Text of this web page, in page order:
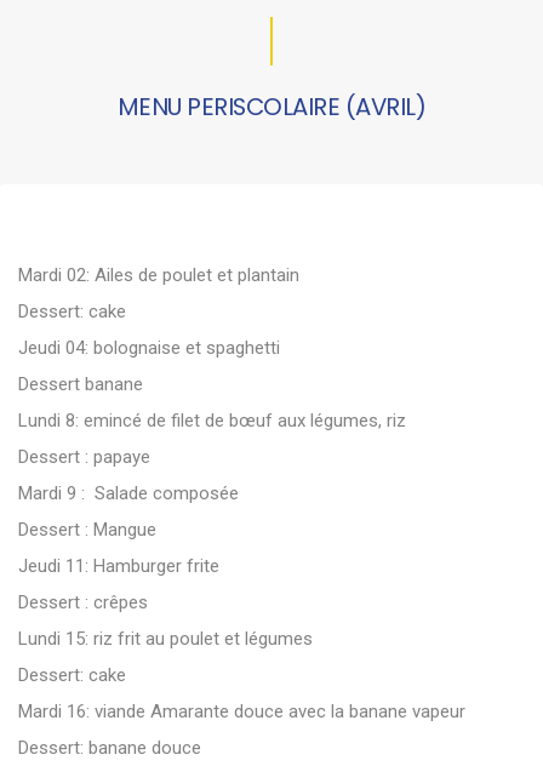
MENU PERISCOLAIRE (AVRIL)
Mardi 02: Ailes de poulet et plantain
Dessert: cake
Jeudi 04: bolognaise et spaghetti
Dessert banane
Lundi 8: emincé de filet de bœuf aux légumes, riz
Dessert : papaye
Mardi 9 : Salade composée
Dessert : Mangue
Jeudi 11: Hamburger frite
Dessert : crêpes
Lundi 15: riz frit au poulet et légumes
Dessert: cake
Mardi 16: viande Amarante douce avec la banane vapeur
Dessert: banane douce